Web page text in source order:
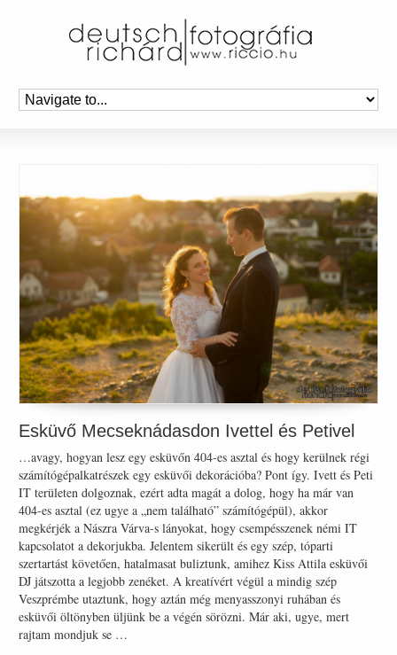
Esküvő Mecseknádasdon Ivettel és Petivel
…avagy, hogyan lesz egy esküvőn 404-es asztal és hogy kerülnek régi
számítógépalkatrészek egy esküvői dekorációba? Pont így. Ivett és Peti
IT területen dolgoznak, ezért adta magát a dolog, hogy ha már van
404-es asztal (ez ugye a „nem található” számítógépül), akkor
megkérjék a Nászra Várva-s lányokat, hogy csempésszenek némi IT
kapcsolatot a dekorjukba. Jelentem sikerült és egy szép, tóparti
szertartást követően, hatalmasat buliztunk, amihez Kiss Attila esküvői
DJ játszotta a legjobb zenéket. A kreatívért végül a mindig szép
Veszprémbe utaztunk, hogy aztán még menyasszonyi ruhában és
esküvői öltönyben üljünk be a végén sörözni. Már aki, ugye, mert
rajtam mondjuk se …